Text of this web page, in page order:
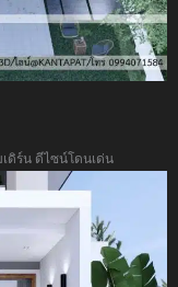
ดิร์น ดีไซน์โดนเด่น